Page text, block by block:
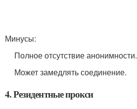
Минусы:
Полное отсутствие анонимности.
Может замедлять соединение.
4. Резидентные прокси